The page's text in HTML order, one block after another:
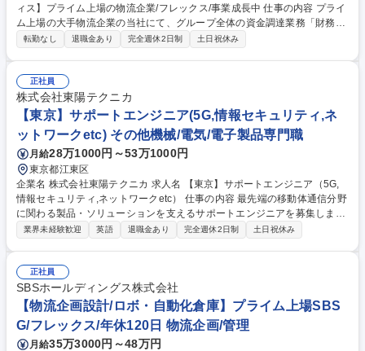
ィス】プライム上場の物流企業/フレックス/事業成長中 仕事の内容 プライ
ム上場の大手物流企業の当社にて、グループ全体の資金調達業務「財務戦
略や資金計画の策定」をメインでお任せいたします。また、IRや事業戦略
戦略策定をお任せいたします。金融機関との渉外は別に担当者がいます
が、ゆくゆくそのポジションにも携わることが可能です。 【業務スタイ
ル】■フレックス可 ■月平均残業時間：20h（決算期は30～40hの場合も
有） 【キャリアアップ可能】将来的にはM&Aやより大規模の案件を担当
いただき、前線で会社の成長に携わることができます。 募集職種 【資金
調達：バックオフィス】プライム上場の物流企業/フレックス/事業成長中
転勤なし 退職金あり 完全週休2日制 土日祝休み
正社員
株式会社東陽テクニカ
【東京】サポートエンジニア(5G,情報セキュリティ,ネ
ットワークetc) その他機械/電気/電子製品専門職
月給28万1000円～53万1000円
東京都江東区
企業名 株式会社東陽テクニカ 求人名 【東京】サポートエンジニア（5G,
情報セキュリティ,ネットワークetc） 仕事の内容 最先端の移動体通信分野
に関わる製品・ソリューションを支えるサポートエンジニアを募集しま
す。「技術が好き」「より上流から価値を提供したい」そんなエンジニア
て】 無線通信、機器に関するエンジニアとしてWi-Fi・5G等の最先端通信
分野を扱います。マネジメント経験のある方は、メンバー層の育成にも寄
与いただき、組織をけん引いただきたいと考えております。 募集職種
【東京】サポートエンジニア（5G,情報セキュリティ,ネットワークetc）
業界未経験歓迎 英語 退職金あり 完全週休2日制 土日祝休み
正社員
SBSホールディングス株式会社
【物流企画設計/ロボ・自動化倉庫】プライム上場SBS
G/フレックス/年休120日 物流企画/管理
月給35万3000円～48万円